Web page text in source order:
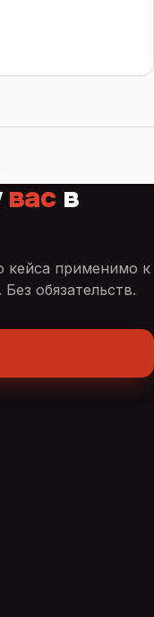
васв
кейса применимо к
обязательств.